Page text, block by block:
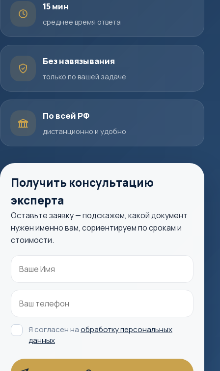
15 мин
среднее время ответа
Без навязывания
только по вашей задаче
По всей РФ
дистанционно и удобно
Получить консультацию
эксперта
Оставьте заявку — подскажем, какой документ
нужен именно вам, сориентируем по срокам и
стоимости.
Я согласен наобработку персональных
данных